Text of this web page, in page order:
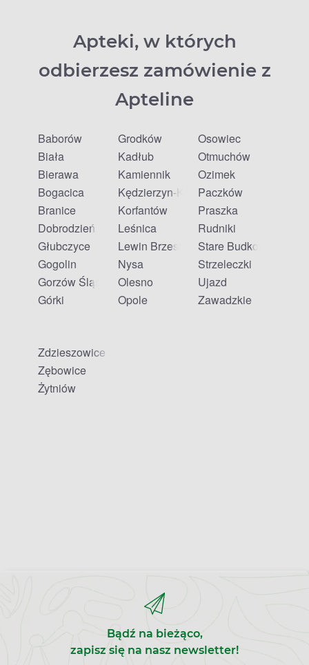
Apteki, w których
odbierzesz zamówienie z
Apteline
Baborów
Biała
Bierawa
Bogacica
Branice
Dobrodzień
Głubczyce
Gogolin
Gorzów Śląski
Górki
Grodków
Kadłub
Kamiennik
Kędzierzyn-Koźle
Korfantów
Leśnica
Lewin Brzeski
Nysa
Olesno
Opole
Osowiec
Otmuchów
Ozimek
Paczków
Praszka
Rudniki
Stare Budkowice
Strzeleczki
Ujazd
Zawadzkie
Zdzieszowice
Zębowice
Żytniów
Bądź na bieżąco,
zapisz się na nasz newsletter!